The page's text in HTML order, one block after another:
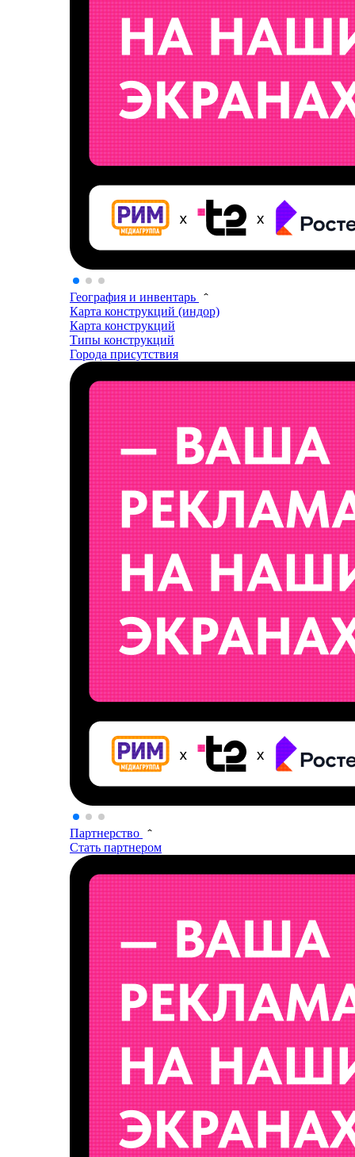
География и инвентарь
Карта конструкций (индор)
Карта конструкций
Типы конструкций
Города присутствия
Партнерство
Стать партнером